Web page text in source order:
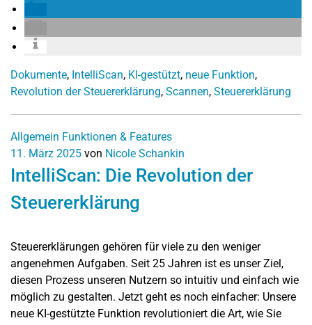
Dokumente, IntelliScan, KI-gestützt, neue Funktion,
Revolution der Steuererklärung, Scannen, Steuererklärung
Allgemein Funktionen & Features
11. März 2025 von Nicole Schankin
IntelliScan: Die Revolution der
Steuererklärung
Steuererklärungen gehören für viele zu den weniger
angenehmen Aufgaben. Seit 25 Jahren ist es unser Ziel,
diesen Prozess unseren Nutzern so intuitiv und einfach wie
möglich zu gestalten. Jetzt geht es noch einfacher: Unsere
neue KI-gestützte Funktion revolutioniert die Art, wie Sie